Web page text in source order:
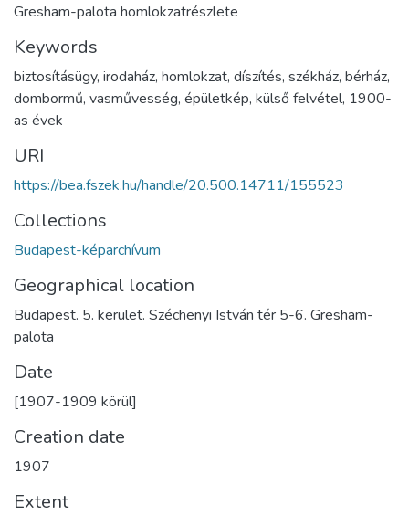
Gresham-palota homlokzatrészlete
Keywords
biztosításügy, irodaház, homlokzat, díszítés, székház, bérház,
dombormű, vasművesség, épületkép, külső felvétel, 1900-
as évek
URI
https://bea.fszek.hu/handle/20.500.14711/155523
Collections
Budapest-képarchívum
Geographical location
Budapest. 5. kerület. Széchenyi István tér 5-6. Gresham-
palota
Date
[1907-1909 körül]
Creation date
1907
Extent